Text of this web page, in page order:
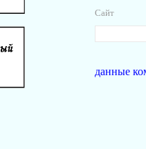
Сайт
данные